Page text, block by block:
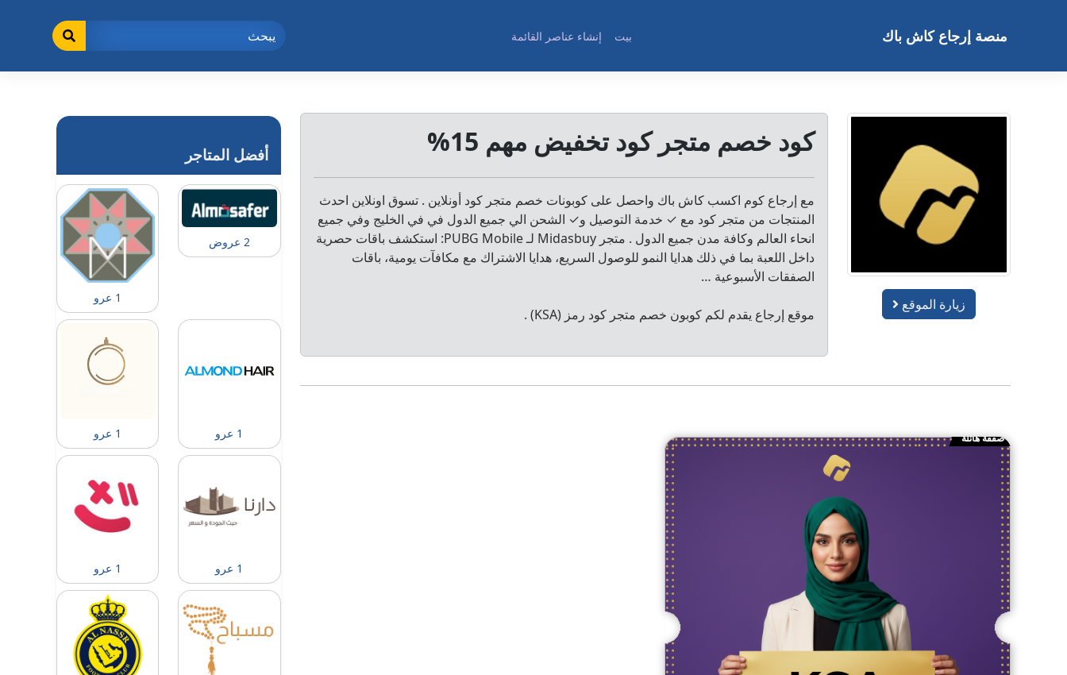
منصة إرجاع كاش باك بيت إنشاء عناصر القائمة
زيارة الموقع
كود خصم متجر كود تخفيض مهم 15%
مع إرجاع كوم اكسب كاش باك واحصل على كوبونات خصم متجر كود أونلاين . تسوق اونلاين احدث
المنتجات من متجر كود مع ✓ خدمة التوصيل و✓ الشحن الي جميع الدول في في الخليج وفي جميع
انحاء العالم وكافة مدن جميع الدول . متجر Midasbuy لـ PUBG Mobile: استكشف باقات حصرية
داخل اللعبة بما في ذلك هدايا النمو للوصول السريع، هدايا الاشتراك مع مكافآت يومية، باقات
الصفقات الأسبوعية …
موقع إرجاع يقدم لكم كوبون خصم متجر كود رمز (KSA) .
صفقة هائلة
أفضل المتاجر
2 عروض
1 عرو
1 عرو 1 عرو
1 عرو 1 عرو